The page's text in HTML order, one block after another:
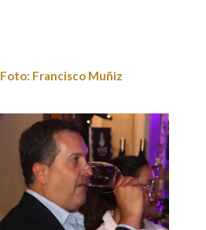
Foto: Francisco Muñiz